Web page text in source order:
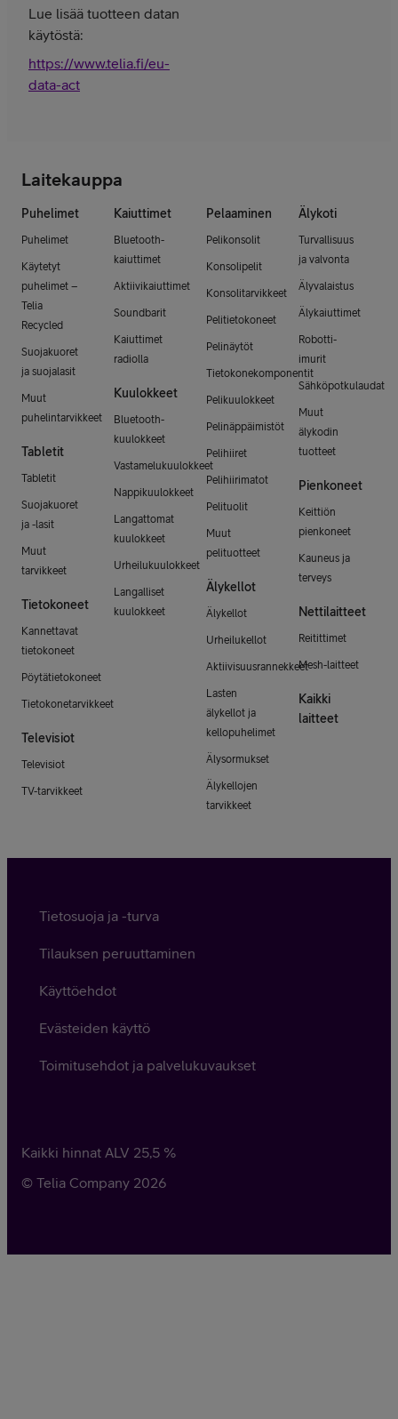
Lue lisää tuotteen datan
käytöstä:
https://www.telia.fi/eu-
data-act
Laitekauppa
Puhelimet
Puhelimet
Käytetyt
puhelimet –
Telia
Recycled
Suojakuoret
ja suojalasit
Muut
puhelintarvikkeet
Tabletit
Tabletit
Suojakuoret
ja -lasit
Muut
tarvikkeet
Tietokoneet
Kannettavat
tietokoneet
Pöytätietokoneet
Tietokonetarvikkeet
Televisiot
Televisiot
TV-tarvikkeet
Kaiuttimet
Bluetooth-
kaiuttimet
Aktiivikaiuttimet
Soundbarit
Kaiuttimet
radiolla
Kuulokkeet
Bluetooth-
kuulokkeet
Vastamelukuulokkeet
Nappikuulokkeet
Langattomat
kuulokkeet
Urheilukuulokkeet
Langalliset
kuulokkeet
Pelaaminen
Pelikonsolit
Konsolipelit
Konsolitarvikkeet
Pelitietokoneet
Pelinäytöt
Tietokonekomponentit
Pelikuulokkeet
Pelinäppäimistöt
Pelihiiret
Pelihiirimatot
Pelituolit
Muut
pelituotteet
Älykellot
Älykellot
Urheilukellot
Aktiivisuusrannekkeet
Lasten
älykellot ja
kellopuhelimet
Älysormukset
Älykellojen
tarvikkeet
Älykoti
Turvallisuus
ja valvonta
Älyvalaistus
Älykaiuttimet
Robotti-
imurit
Sähköpotkulaudat
Muut
älykodin
tuotteet
Pienkoneet
Keittiön
pienkoneet
Kauneus ja
terveys
Nettilaitteet
Reitittimet
Mesh-laitteet
Kaikki
laitteet
Tietosuoja ja -turva
Tilauksen peruuttaminen
Käyttöehdot
Evästeiden käyttö
Toimitusehdot ja palvelukuvaukset
Kaikki hinnat ALV 25,5 %
© Telia Company 2026